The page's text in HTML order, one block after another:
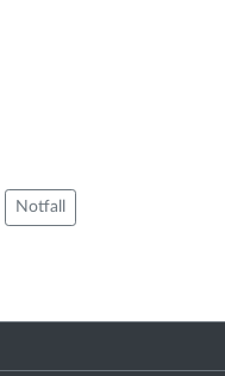
Notfall